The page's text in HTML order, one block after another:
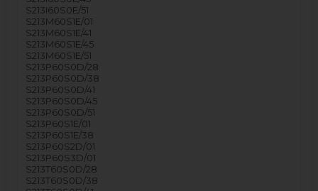
S213I60S0E/51
S213M60S1E/01
S213M60S1E/41
S213M60S1E/45
S213M60S1E/51
S213P60S0D/28
S213P60S0D/38
S213P60S0D/41
S213P60S0D/45
S213P60S0D/51
S213P60S1E/01
S213P60S1E/38
S213P60S2D/01
S213P60S3D/01
S213T60S0D/28
S213T60S0D/38